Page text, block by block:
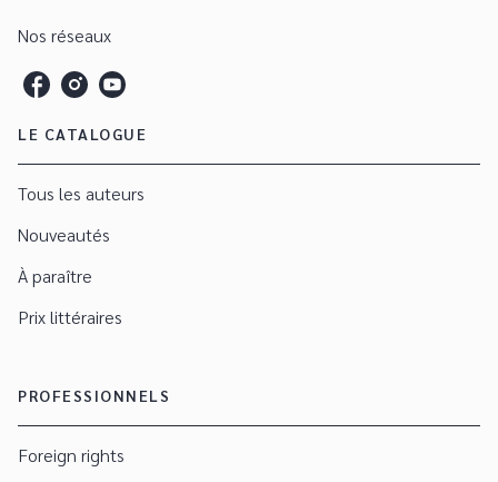
Nos réseaux
LE CATALOGUE
Tous les auteurs
Nouveautés
À paraître
Prix littéraires
PROFESSIONNELS
Foreign rights